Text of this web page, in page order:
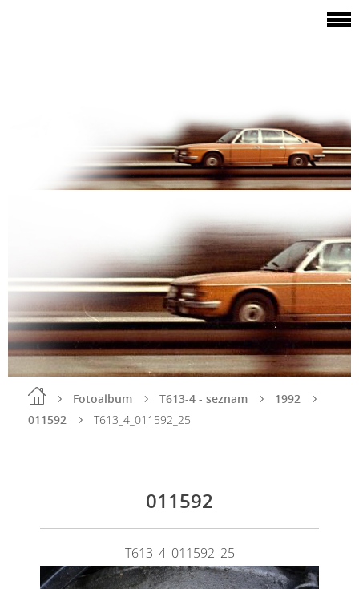
Fotoalbum T613-4 - seznam
1992
011592
T613_4_011592_25
011592
T613_4_011592_25